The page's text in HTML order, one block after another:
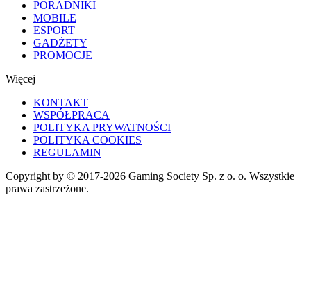
PORADNIKI
MOBILE
ESPORT
GADŻETY
PROMOCJE
Więcej
KONTAKT
WSPÓŁPRACA
POLITYKA PRYWATNOŚCI
POLITYKA COOKIES
REGULAMIN
Copyright by © 2017-2026 Gaming Society Sp. z o. o. Wszystkie
prawa zastrzeżone.